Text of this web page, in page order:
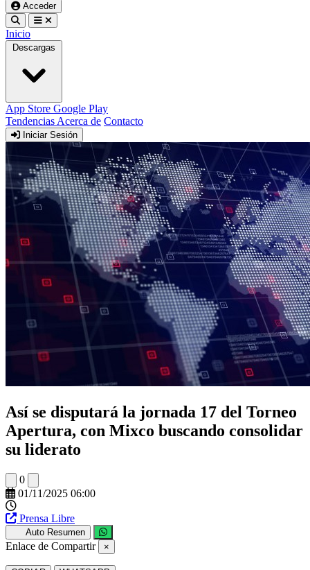
Acceder
Inicio
Descargas
App Store Google Play
Tendencias Acerca de Contacto
Iniciar Sesión
Así se disputará la jornada 17 del Torneo
Apertura, con Mixco buscando consolidar
su liderato
0
01/11/2025 06:00
Prensa Libre
Auto Resumen
Enlace de Compartir ×